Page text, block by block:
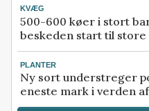
KVÆG
500-600 køer i stort
beskeden start til
PLANTER
Ny sort understreger
eneste mark i verden